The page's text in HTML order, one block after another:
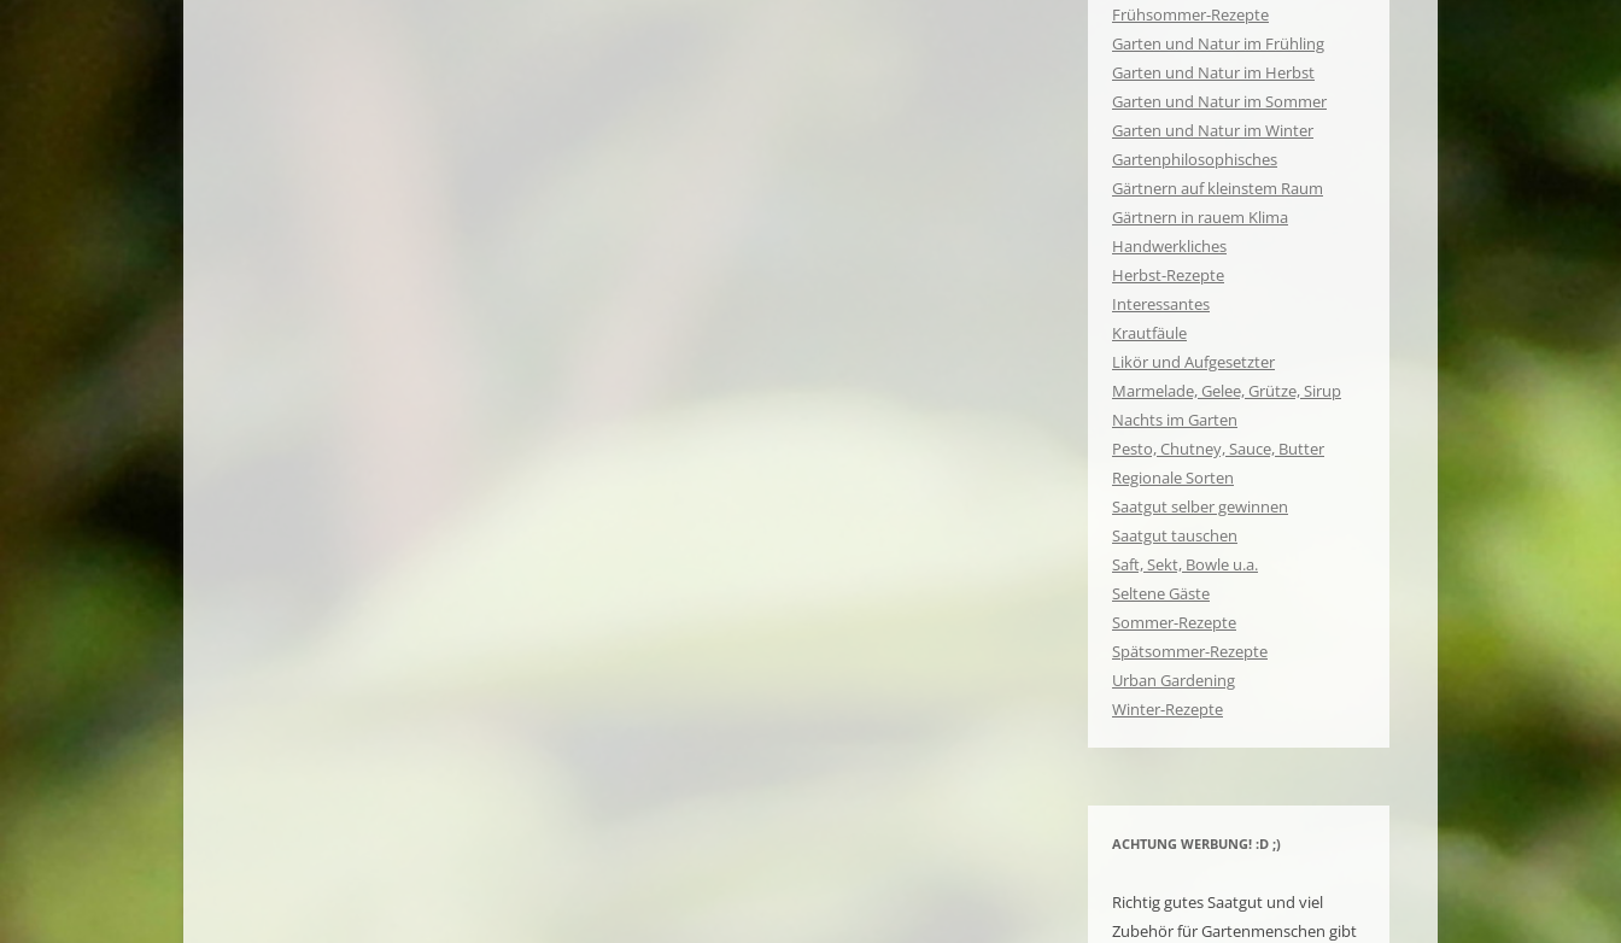
Frühsommer-Rezepte
Garten und Natur im Frühling
Garten und Natur im Herbst
Garten und Natur im Sommer
Garten und Natur im Winter
Gartenphilosophisches
Gärtnern auf kleinstem Raum
Gärtnern in rauem Klima
Handwerkliches
Herbst-Rezepte
Interessantes
Krautfäule
Likör und Aufgesetzter
Marmelade, Gelee, Grütze, Sirup
Nachts im Garten
Pesto, Chutney, Sauce, Butter
Regionale Sorten
Saatgut selber gewinnen
Saatgut tauschen
Saft, Sekt, Bowle u.a.
Seltene Gäste
Sommer-Rezepte
Spätsommer-Rezepte
Urban Gardening
Winter-Rezepte
ACHTUNG WERBUNG! :D ;)
Richtig gutes Saatgut und viel
Zubehör für Gartenmenschen gibt